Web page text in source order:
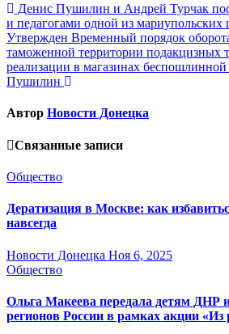
Навигация
по
записям
Денис Пушилин и Андрей Турчак
и педагогами одной из
Утвержден Временный порядок
таможенной территории подакцизных
реализации в магазинах
Пушилин
Автор Новости Донецка
Связанные записи
Общество
Дератизация в Москве: как
навсегда
Новости Донецка Ноя 6, 2025
Общество
Ольга Макеева передала детям ДНР
регионов России в рамках акции «Из